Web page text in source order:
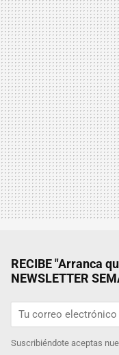
RECIBE "Arranca
NEWSLETTER
Suscribiéndote aceptas